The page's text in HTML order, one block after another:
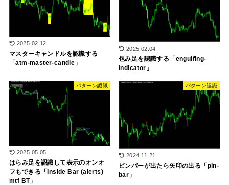
2025.02.12
マスターキャンドルを認識する
「atm-master-candle」
2025.02.04
包み足を認識する「engulfing-
indicator」
パターン認識
2025.05.05
はらみ足を認識して表示のオンオ
フもできる「Inside Bar (alerts)
mtf BT」
パターン認識
2024.11.21
ピンバーが出たら矢印の出る「pin-
bar」